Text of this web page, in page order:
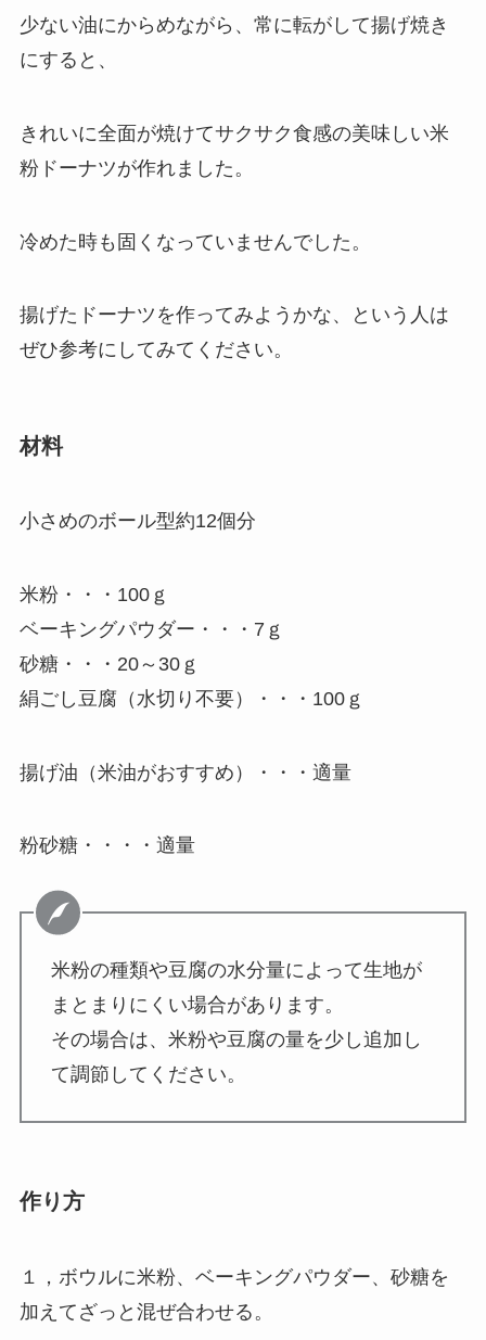
少ない油にからめながら、常に転がして揚げ焼き
にすると、
きれいに全面が焼けてサクサク食感の美味しい米
粉ドーナツが作れました。
冷めた時も固くなっていませんでした。
揚げたドーナツを作ってみようかな、という人は
ぜひ参考にしてみてください。
材料
小さめのボール型約12個分
米粉・・・100ｇ
ベーキングパウダー・・・7ｇ
砂糖・・・20～30ｇ
絹ごし豆腐（水切り不要）・・・100ｇ
揚げ油（米油がおすすめ）・・・適量
粉砂糖・・・・適量
米粉の種類や豆腐の水分量によって生地が
まとまりにくい場合があります。
その場合は、米粉や豆腐の量を少し追加し
て調節してください。
作り方
１，ボウルに米粉、ベーキングパウダー、砂糖を
加えてざっと混ぜ合わせる。